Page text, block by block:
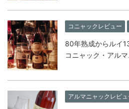
コニャックレビュー
80年熟成からルイ
コニャック・アル
アルマニャックレビュ